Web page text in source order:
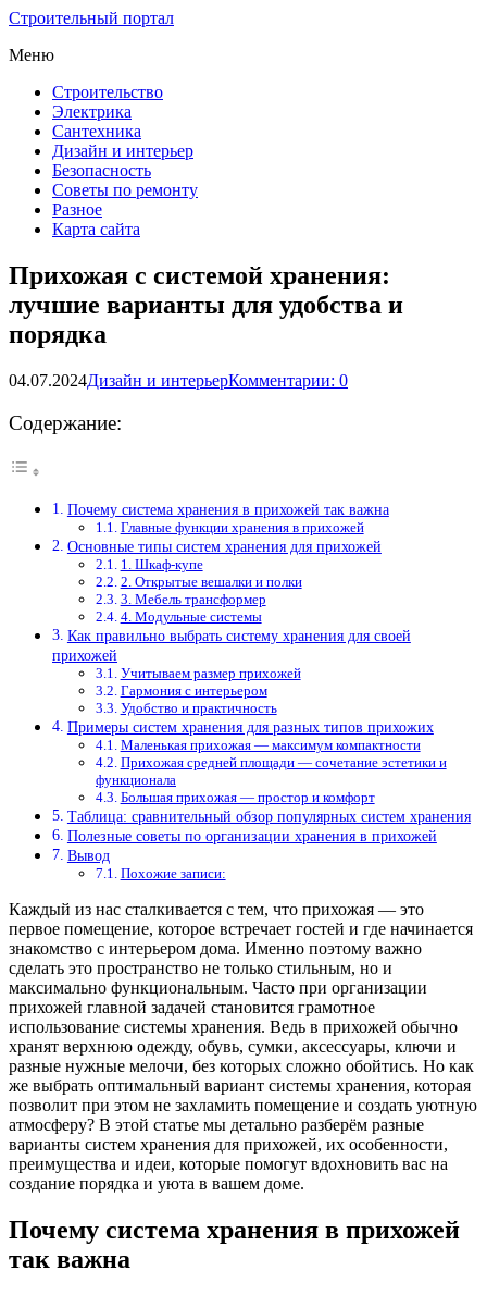
Строительный портал
Меню
Строительство
Электрика
Сантехника
Дизайн и интерьер
Безопасность
Советы по ремонту
Разное
Карта сайта
Прихожая с системой хранения:
лучшие варианты для удобства и
порядка
04.07.2024Дизайн и интерьерКомментарии: 0
Содержание:
Почему система хранения в прихожей так важна
Главные функции хранения в прихожей
Основные типы систем хранения для прихожей
1. Шкаф-купе
2. Открытые вешалки и полки
3. Мебель трансформер
4. Модульные системы
Как правильно выбрать систему хранения для своей
прихожей
Учитываем размер прихожей
Гармония с интерьером
Удобство и практичность
Примеры систем хранения для разных типов прихожих
Маленькая прихожая — максимум компактности
Прихожая средней площади — сочетание эстетики и
функционала
Большая прихожая — простор и комфорт
Таблица: сравнительный обзор популярных систем хранения
Полезные советы по организации хранения в прихожей
Вывод
Похожие записи:
Каждый из нас сталкивается с тем, что прихожая — это
первое помещение, которое встречает гостей и где начинается
знакомство с интерьером дома. Именно поэтому важно
сделать это пространство не только стильным, но и
максимально функциональным. Часто при организации
прихожей главной задачей становится грамотное
использование системы хранения. Ведь в прихожей обычно
хранят верхнюю одежду, обувь, сумки, аксессуары, ключи и
разные нужные мелочи, без которых сложно обойтись. Но как
же выбрать оптимальный вариант системы хранения, которая
позволит при этом не захламить помещение и создать уютную
атмосферу? В этой статье мы детально разберём разные
варианты систем хранения для прихожей, их особенности,
преимущества и идеи, которые помогут вдохновить вас на
создание порядка и уюта в вашем доме.
Почему система хранения в прихожей
так важна